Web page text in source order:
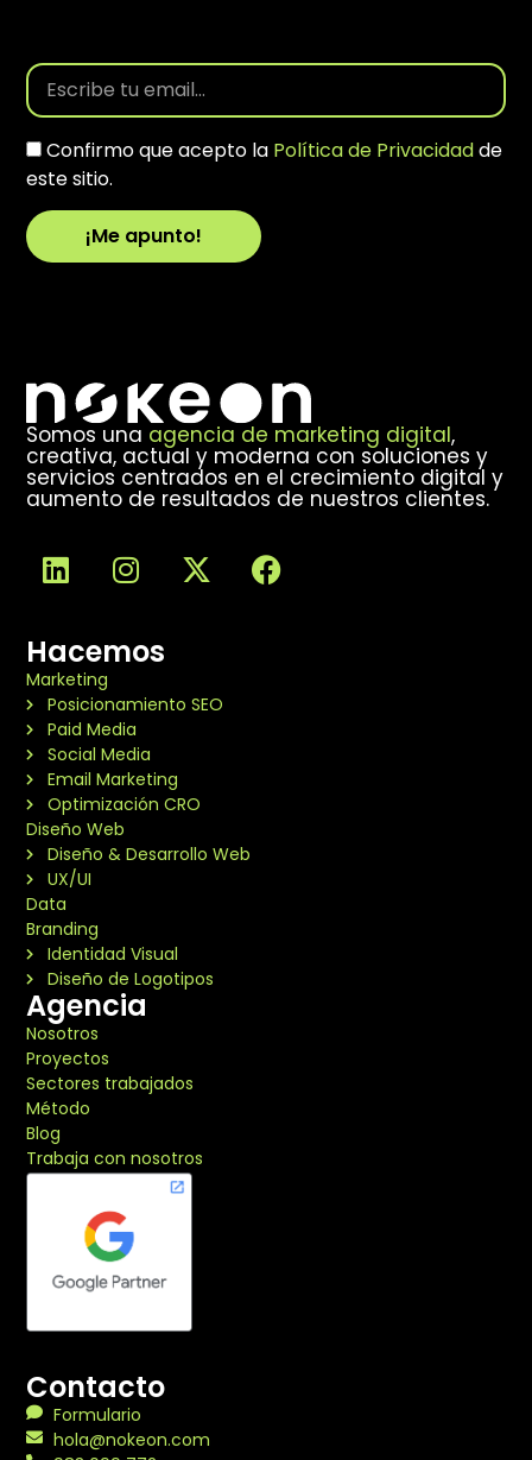
Confirmo que acepto la Política de Privacidadde
este sitio.
¡Me apunto!
Somos una agencia de marketing digital,
creativa, actual y moderna con soluciones y
servicios centrados en el crecimiento digital y
aumento de resultados de nuestros clientes.
Hacemos
Marketing
Posicionamiento SEO
Paid Media
Social Media
Email Marketing
Optimización CRO
Diseño Web
Diseño & Desarrollo Web
UX/UI
Data
Branding
Identidad Visual
Diseño de Logotipos
Agencia
Nosotros
Proyectos
Sectores trabajados
Método
Blog
Trabaja con nosotros
Contacto
Formulario
hola@nokeon.com